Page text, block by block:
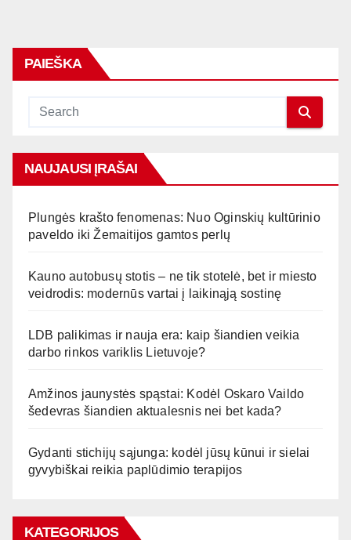
PAIEŠKA
NAUJAUSI ĮRAŠAI
Plungės krašto fenomenas: Nuo Oginskių kultūrinio
paveldo iki Žemaitijos gamtos perlų
Kauno autobusų stotis – ne tik stotelė, bet ir miesto
veidrodis: modernūs vartai į laikinąją sostinę
LDB palikimas ir nauja era: kaip šiandien veikia
darbo rinkos variklis Lietuvoje?
Amžinos jaunystės spąstai: Kodėl Oskaro Vaildo
šedevras šiandien aktualesnis nei bet kada?
Gydanti stichijų sąjunga: kodėl jūsų kūnui ir sielai
gyvybiškai reikia paplūdimio terapijos
KATEGORIJOS